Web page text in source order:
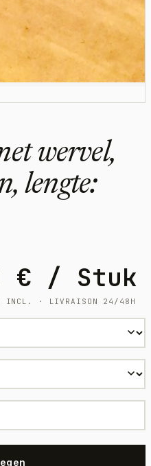
wervel,
lengte:
€ / Stuk
INCL. · LIVRAISON 24/48H